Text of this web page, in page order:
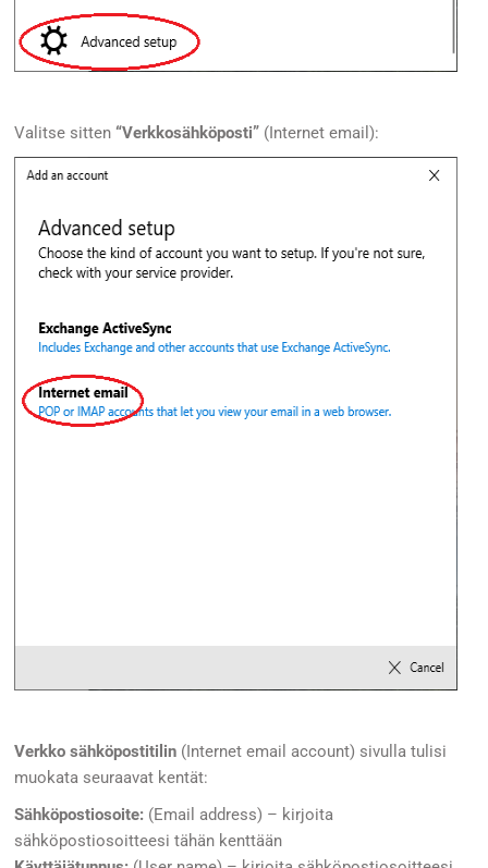
Valitse sitten“Verkkosähköposti” (Internet email):
Verkko sähköpostitilin (Internet email account) sivulla tulisi
muokata seuraavat kentät:
Sähköpostiosoite: (Email address) – kirjoita
sähköpostiosoitteesi tähän kenttään